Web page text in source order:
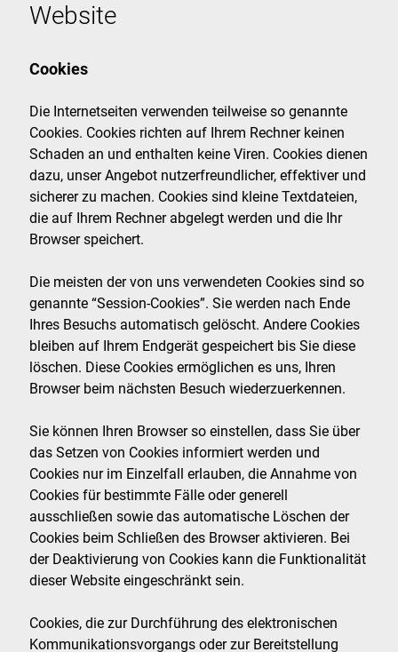
Website
Cookies
Die Internetseiten verwenden teilweise so genannte
Cookies. Cookies richten auf Ihrem Rechner keinen
Schaden an und enthalten keine Viren. Cookies dienen
dazu, unser Angebot nutzerfreundlicher, effektiver und
sicherer zu machen. Cookies sind kleine Textdateien,
die auf Ihrem Rechner abgelegt werden und die Ihr
Browser speichert.
Die meisten der von uns verwendeten Cookies sind so
genannte “Session-Cookies”. Sie werden nach Ende
Ihres Besuchs automatisch gelöscht. Andere Cookies
bleiben auf Ihrem Endgerät gespeichert bis Sie diese
löschen. Diese Cookies ermöglichen es uns, Ihren
Browser beim nächsten Besuch wiederzuerkennen.
Sie können Ihren Browser so einstellen, dass Sie über
das Setzen von Cookies informiert werden und
Cookies nur im Einzelfall erlauben, die Annahme von
Cookies für bestimmte Fälle oder generell
ausschließen sowie das automatische Löschen der
Cookies beim Schließen des Browser aktivieren. Bei
der Deaktivierung von Cookies kann die Funktionalität
dieser Website eingeschränkt sein.
Cookies, die zur Durchführung des elektronischen
Kommunikationsvorgangs oder zur Bereitstellung